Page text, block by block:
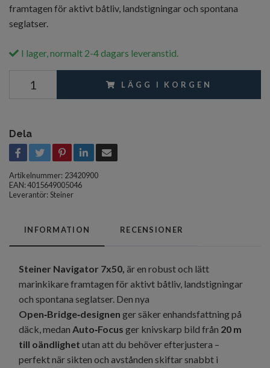
framtagen för aktivt båtliv, landstigningar och spontana
seglatser.
I lager, normalt 2-4 dagars leveranstid.
LÄGG I KORGEN
Dela
Artikelnummer: 23420900
EAN: 4015649005046
Leverantör:Steiner
INFORMATION RECENSIONER
Steiner Navigator 7x50, är en robust och lätt
marinkikare framtagen för aktivt båtliv, landstigningar
och spontana seglatser. Den nya
Open‑Bridge‑designen ger säker enhandsfattning på
däck, medan Auto‑Focus ger knivskarp bild från 20 m
till oändlighet utan att du behöver efterjustera –
perfekt när sikten och avstånden skiftar snabbt i